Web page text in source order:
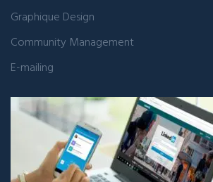
Graphique Design
Community Management
E-mailing